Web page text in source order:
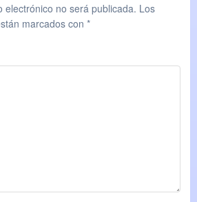
electrónico no será publicada. Los
marcados con *